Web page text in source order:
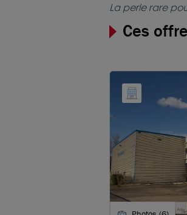
La perle rare
Ces